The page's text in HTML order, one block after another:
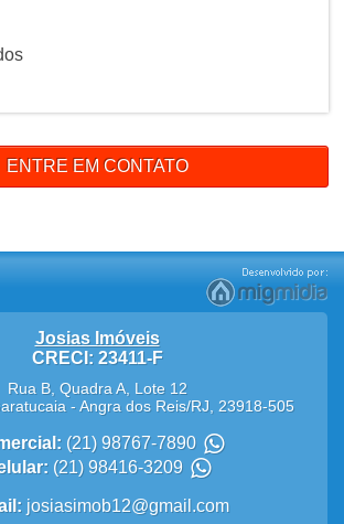
ENTRE EM CONTATO
Josias Imóveis
CRECI: 23411-F
Rua B, Quadra A, Lote 12
-Angra dos Reis/RJ 23918-505
(21) 98767-7890
(21) 98416-3209
josiasimob12@gmail.com